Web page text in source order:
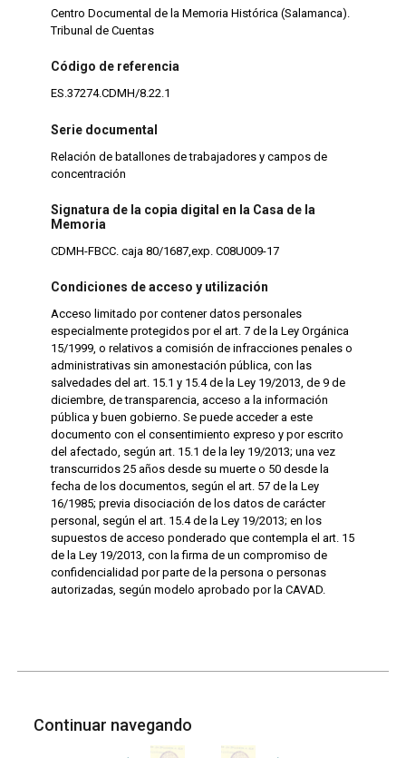
Centro Documental de la Memoria Histórica (Salamanca).
Tribunal de Cuentas
Código de referencia
ES.37274.CDMH/8.22.1
Serie documental
Relación de batallones de trabajadores y campos de
concentración
Signatura de la copia digital en la Casa de la
Memoria
CDMH-FBCC. caja 80/1687,exp. C08U009-17
Condiciones de acceso y utilización
Acceso limitado por contener datos personales
especialmente protegidos por el art. 7 de la Ley Orgánica
15/1999, o relativos a comisión de infracciones penales o
administrativas sin amonestación pública, con las
salvedades del art. 15.1 y 15.4 de la Ley 19/2013, de 9 de
diciembre, de transparencia, acceso a la información
pública y buen gobierno. Se puede acceder a este
documento con el consentimiento expreso y por escrito
del afectado, según art. 15.1 de la ley 19/2013; una vez
transcurridos 25 años desde su muerte o 50 desde la
fecha de los documentos, según el art. 57 de la Ley
16/1985; previa disociación de los datos de carácter
personal, según el art. 15.4 de la Ley 19/2013; en los
supuestos de acceso ponderado que contempla el art. 15
de la Ley 19/2013, con la firma de un compromiso de
confidencialidad por parte de la persona o personas
autorizadas, según modelo aprobado por la CAVAD.
Continuar navegando